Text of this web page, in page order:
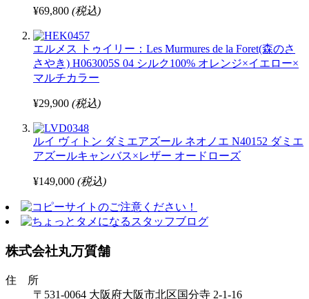
¥69,800 (税込)
エルメス トゥイリー：Les Murmures de la Foret(森のさ
さやき) H063005S 04 シルク100% オレンジ×イエロー×
マルチカラー
¥29,900 (税込)
ルイ ヴィトン ダミエアズール ネオノエ N40152 ダミエ
アズールキャンバス×レザー オードローズ
¥149,000 (税込)
株式会社丸万質舗
住 所
〒531-0064 大阪府大阪市北区国分寺 2-1-16